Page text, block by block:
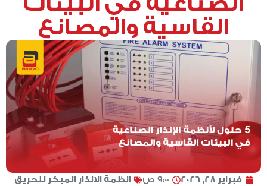
القاسية والمصانع
فبراير 28, 2026 9:00 ص انظمة الانذار المبكر للحريق